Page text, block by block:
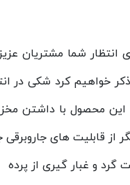
شما مشتریان
ذکر خواهیم کرد شکی
های جاروبرقی جنرال فیت مدل اسکای 4500 پلاس